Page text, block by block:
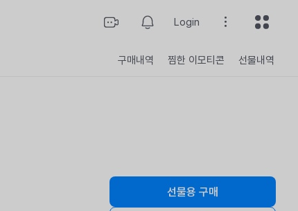
Login
구매내역 찜한 이모티콘 선물내역
선물용 구매
구매개수